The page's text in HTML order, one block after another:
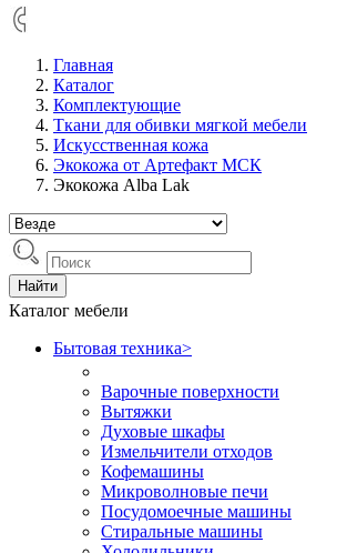
Главная
Каталог
Комплектующие
Ткани для обивки мягкой мебели
Искусственная кожа
Экокожа от Артефакт МСК
Экокожа Alba Lak
Найти
Каталог мебели
Бытовая техника>
Варочные поверхности
Вытяжки
Духовые шкафы
Измельчители отходов
Кофемашины
Микроволновые печи
Посудомоечные машины
Стиральные машины